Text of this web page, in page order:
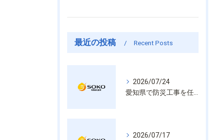
最近の投稿 Recent Posts
2026/07/24
愛知県で防災工事を任せるなら経験と技術で安心を提供する老舗業者
2026/07/17